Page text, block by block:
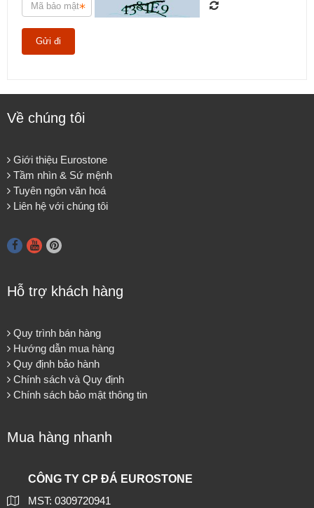
Về chúng tôi
Giới thiệu Eurostone
Tầm nhìn & Sứ mệnh
Tuyên ngôn văn hoá
Liên hệ với chúng tôi
Hỗ trợ khách hàng
Quy trình bán hàng
Hướng dẫn mua hàng
Quy định bảo hành
Chính sách và Quy định
Chính sách bảo mật thông tin
Mua hàng nhanh
CÔNG TY CP ĐÁ EUROSTONE
MST: 0309720941